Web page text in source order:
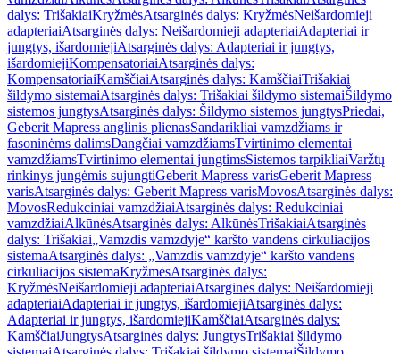
dalys: TrišakiaiKryžmėsAtsarginės dalys: KryžmėsNeišardomieji
adapteriaiAtsarginės dalys: Neišardomieji adapteriaiAdapteriai ir
jungtys, išardomiejiAtsarginės dalys: Adapteriai ir jungtys,
išardomiejiKompensatoriaiAtsarginės dalys:
KompensatoriaiKamščiaiAtsarginės dalys: KamščiaiTrišakiai
šildymo sistemaiAtsarginės dalys: Trišakiai šildymo sistemaiŠildymo
sistemos jungtysAtsarginės dalys: Šildymo sistemos jungtysPriedai,
Geberit Mapress anglinis plienasSandarikliai vamzdžiams ir
fasoninėms dalimsDangčiai vamzdžiamsTvirtinimo elementai
vamzdžiamsTvirtinimo elementai jungtimsSistemos tarpikliaiVaržtų
rinkinys jungėmis sujungtiGeberit Mapress varisGeberit Mapress
varisAtsarginės dalys: Geberit Mapress varisMovosAtsarginės dalys:
MovosRedukciniai vamzdžiaiAtsarginės dalys: Redukciniai
vamzdžiaiAlkūnėsAtsarginės dalys: AlkūnėsTrišakiaiAtsarginės
dalys: Trišakiai„Vamzdis vamzdyje“ karšto vandens cirkuliacijos
sistemaAtsarginės dalys: „Vamzdis vamzdyje“ karšto vandens
cirkuliacijos sistemaKryžmėsAtsarginės dalys:
KryžmėsNeišardomieji adapteriaiAtsarginės dalys: Neišardomieji
adapteriaiAdapteriai ir jungtys, išardomiejiAtsarginės dalys:
Adapteriai ir jungtys, išardomiejiKamščiaiAtsarginės dalys:
KamščiaiJungtysAtsarginės dalys: JungtysTrišakiai šildymo